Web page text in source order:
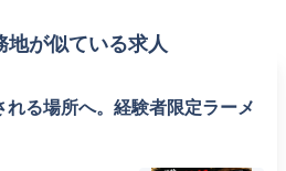
地が似ている求人
る場所へ。経験者限定ラーメ